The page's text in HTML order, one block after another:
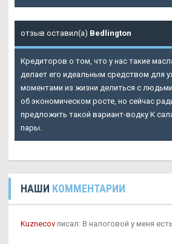
отзыв оставил(а) Bedlington
Кредиторов о том, что у нас такие
делает его идеальным средством для
моментами из жизни делиться с
об экономическом росте, но сейчас
предложить такой вариант-водку К
пары.
НАШИ КОММЕНТАРИИ
Kuznecov писал: В налоговой у меня